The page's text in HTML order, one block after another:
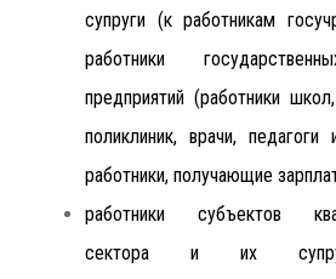
супруги (к работникам
работники
предприятий (работники
поликлиник, врачи,
работники, получающие
работники субъектов
сектора и их